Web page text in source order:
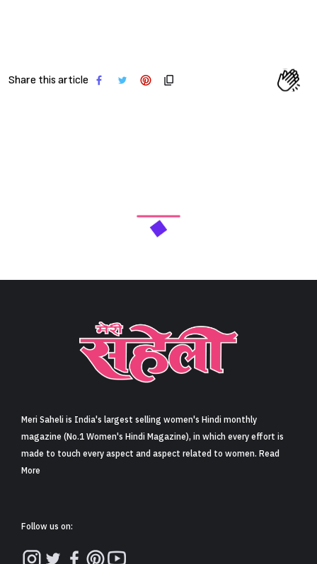
Share this article
Meri Saheli is India's largest selling women's Hindi monthly
magazine (No.1 Women's Hindi Magazine), in which every effort is
made to touch every aspect and aspect related to women. Read
More
Follow us on: